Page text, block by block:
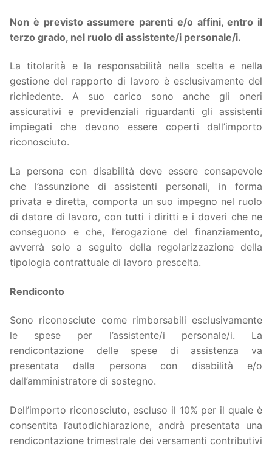
Non è previsto assumere parenti e/o affini, entro il
terzo grado, nel ruolo di assistente/i personale/i.
La titolarità e la responsabilità nella scelta e nella
gestione del rapporto di lavoro è esclusivamente del
richiedente. A suo carico sono anche gli oneri
assicurativi e previdenziali riguardanti gli assistenti
impiegati che devono essere coperti dall’importo
riconosciuto.
La persona con disabilità deve essere consapevole
che l’assunzione di assistenti personali, in forma
privata e diretta, comporta un suo impegno nel ruolo
di datore di lavoro, con tutti i diritti e i doveri che ne
conseguono e che, l’erogazione del finanziamento,
avverrà solo a seguito della regolarizzazione della
tipologia contrattuale di lavoro prescelta.
Rendiconto
Sono riconosciute come rimborsabili esclusivamente
le spese per l’assistente/i personale/i. La
rendicontazione delle spese di assistenza va
presentata dalla persona con disabilità e/o
dall’amministratore di sostegno.
Dell’importo riconosciuto, escluso il 10% per il quale è
consentita l’autodichiarazione, andrà presentata una
rendicontazione trimestrale dei versamenti contributivi